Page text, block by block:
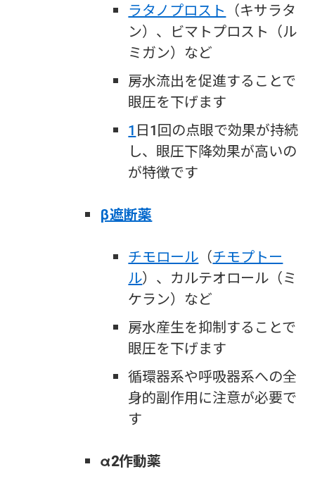
ラタノプロスト
（キサラタ
ン）、ビマトプロスト（ル
ミガン）など
房水流出を促進することで
眼圧を下げます
1 日1回の点眼で効果が持続
し、眼圧下降効果が高いの
が特徴です
β遮断薬
チモロール （チモプトー
ル）、カルテオロール（ミ
ケラン）など
房水産生を抑制することで
眼圧を下げます
循環器系や呼吸器系への全
身的副作用に注意が必要で
す
α2作動薬